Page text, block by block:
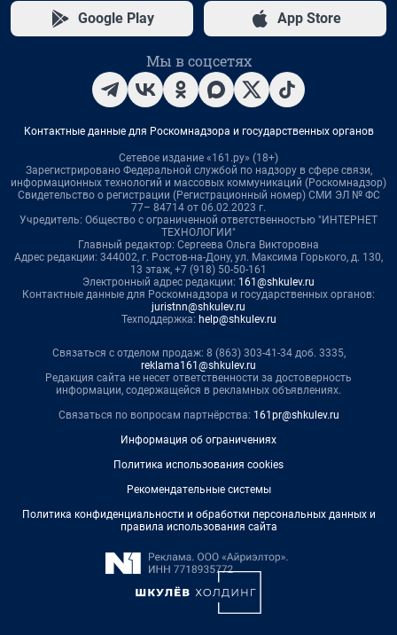
Google Play App Store
Мы в соцсетях
Контактные данные для Роскомнадзора и государственных органов
Сетевое издание «161.ру» (18+)
Зарегистрировано Федеральной службой по надзору в сфере связи,
информационных технологий и массовых коммуникаций (Роскомнадзор)
Свидетельство о регистрации (Регистрационный номер) СМИ ЭЛ № ФС
77– 84714 от 06.02.2023 г.
Учредитель: Общество с ограниченной ответственностью "ИНТЕРНЕТ
ТЕХНОЛОГИИ"
Главный редактор: Сергеева Ольга Викторовна
Адрес редакции: 344002, г. Ростов-на-Дону, ул. Максима Горького, д. 130,
13 этаж, +7 (918) 50-50-161
Электронный адрес редакции: 161@shkulev.ru
Контактные данные для Роскомнадзора и государственных органов:
juristnn@shkulev.ru
Техподдержка: help@shkulev.ru
Связаться с отделом продаж: 8 (863) 303-41-34 доб. 3335,
reklama161@shkulev.ru
Редакция сайта не несет ответственности за достоверность
информации, содержащейся в рекламных объявлениях.
Связаться по вопросам партнёрства: 161pr@shkulev.ru
Информация об ограничениях
Политика использования cookies
Рекомендательные системы
Политика конфиденциальности и обработки персональных данных и
правила использования сайта